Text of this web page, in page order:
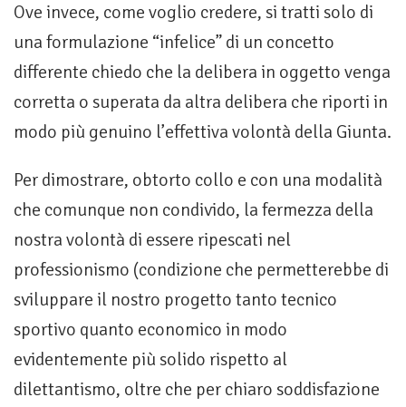
Ove invece, come voglio credere, si tratti solo di
una formulazione “infelice” di un concetto
differente chiedo che la delibera in oggetto venga
corretta o superata da altra delibera che riporti in
modo più genuino l’effettiva volontà della Giunta.
Per dimostrare, obtorto collo e con una modalità
che comunque non condivido, la fermezza della
nostra volontà di essere ripescati nel
professionismo (condizione che permetterebbe di
sviluppare il nostro progetto tanto tecnico
sportivo quanto economico in modo
evidentemente più solido rispetto al
dilettantismo, oltre che per chiaro soddisfazione